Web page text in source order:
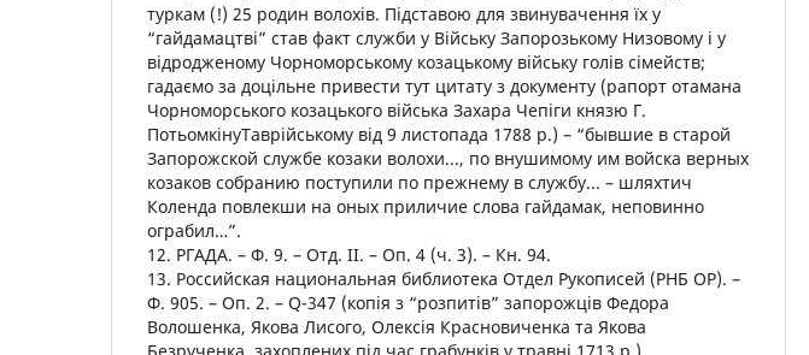
туркам (!) 25 родин волохів. Підставою для звинувачення їх у
“гайдамацтві” став факт служби у Війську Запорозькому Низовому і у
відродженому Чорноморському козацькому війську голів сімейств;
гадаємо за доцільне привести тут цитату з документу (рапорт отамана
Чорноморського козацького війська Захара Чепіги князю Г.
ПотьомкінуТаврійському від 9 листопада 1788 р.) – “бывшие в старой
Запорожской службе козаки волохи..., по внушимому им войска верных
козаков собранию поступили по прежнему в службу... – шляхтич
Коленда повлекши на оных приличие слова гайдамак, неповинно
ограбил…”.
12. РГАДА. – Ф. 9. – Отд. ІІ. – Оп. 4 (ч. 3). – Кн. 94.
13. Российская национальная библиотека Отдел Рукописей (РНБ ОР). –
Ф. 905. – Оп. 2. – Q-347 (копія з “розпитів” запорожців Федора
Волошенка, Якова Лисого, Олексія Красновиченка та Якова